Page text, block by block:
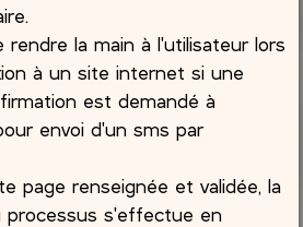
rendre la main à l'utilisateur lors
à un site internet si une
est demandé à
envoi d'un sms par
page renseignée et validée, la
processus s'effectue en